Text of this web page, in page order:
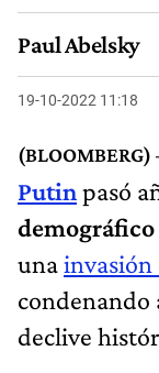
Paul Abelsky
19-10-2022 11:18
Putinpasó
demográfico
unainvasión
condenando
declive